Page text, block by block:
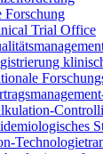
Forschung
Trial Office